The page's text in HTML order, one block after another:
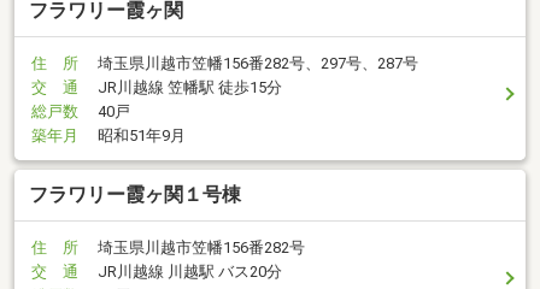
フラワリー霞ヶ関
住 所
埼玉県川越市笠幡156番282号、297号、287号
交 通
JR川越線 笠幡駅 徒歩15分
総戸数
40戸
築年月
昭和51年9月
フラワリー霞ヶ関１号棟
住 所
埼玉県川越市笠幡156番282号
交 通
JR川越線 川越駅 バス20分